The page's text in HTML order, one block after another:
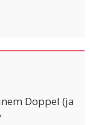
Doppel (ja